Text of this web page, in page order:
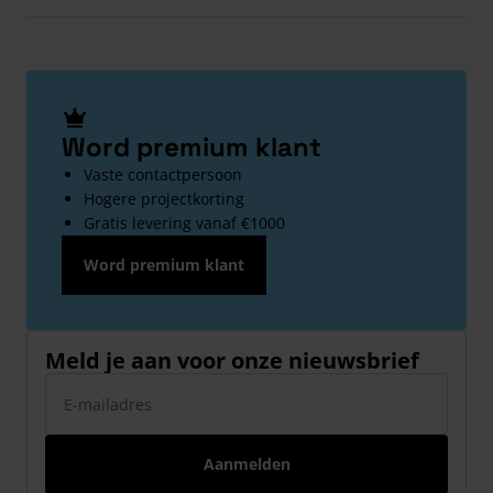
Word premium klant
Vaste contactpersoon
Hogere projectkorting
Gratis levering vanaf €1000
Word premium klant
Meld je aan voor onze nieuwsbrief
Aanmelden